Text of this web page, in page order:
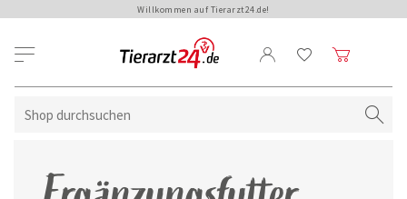
Willkommen auf Tierarzt24.de!